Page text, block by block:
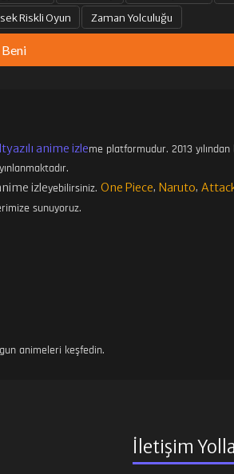
Riskli Oyun Zaman Yolculuğu
anime izleme platformudur. 2013
izleyebilirsiniz. One Piece, Naruto,
sunuyoruz.
animeleri keşfedin.
İletişim